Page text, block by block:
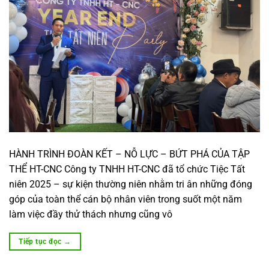
HÀNH TRÌNH ĐOÀN KẾT – NỖ LỰC – BỨT PHÁ CỦA TẬP
THỂ HT-CNC Công ty TNHH HT-CNC đã tổ chức Tiệc Tất
niên 2025 – sự kiện thường niên nhằm tri ân những đóng
góp của toàn thể cán bộ nhân viên trong suốt một năm
làm việc đầy thử thách nhưng cũng vô
Tiếp tục đọc →